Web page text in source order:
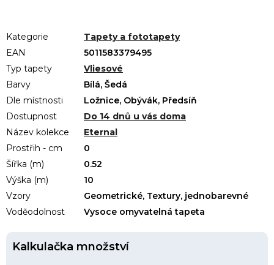
Kategorie
Tapety a fototapety
EAN
5011583379495
Typ tapety
Vliesové
Barvy
Bílá, Šedá
Dle místnosti
Ložnice, Obývák, Předsíň
Dostupnost
Do 14 dnů u vás doma
Název kolekce
Eternal
Prostřih - cm
0
Šířka (m)
0.52
Výška (m)
10
Vzory
Geometrické, Textury, jednobarevné
Voděodolnost
Vysoce omyvatelná tapeta
Kalkulačka množství